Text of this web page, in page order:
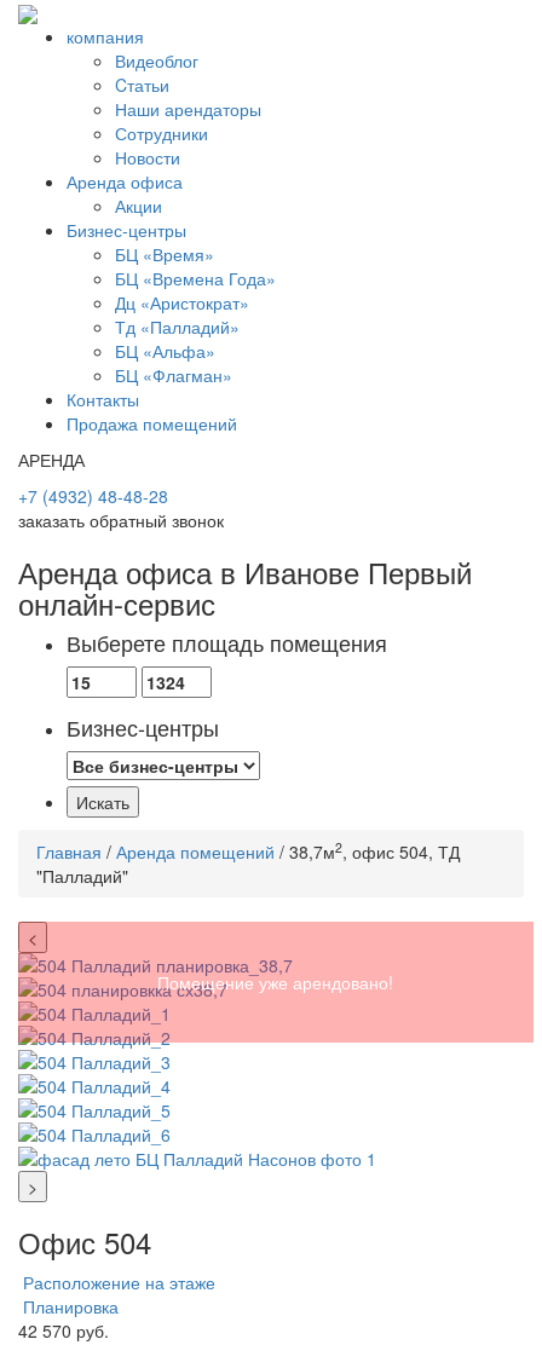
компания
Видеоблог
Cтатьи
Наши арендаторы
Сотрудники
Новости
Аренда офиса
Акции
Бизнес-центры
БЦ «Время»
БЦ «Времена Года»
Дц «Аристократ»
Тд «Палладий»
БЦ «Альфа»
БЦ «Флагман»
Контакты
Продажа помещений
АРЕНДА
+7 (4932) 48-48-28
заказать обратный звонок
Аренда офиса в Иванове Первый
онлайн-сервис
Выберете площадь помещения
Бизнес-центры
Главная / Аренда помещений / 38,7м2, офис 504, ТД
"Палладий"
Помещение уже арендовано!
<
>
Офис 504
Расположение на этаже
Планировка
42 570 руб.